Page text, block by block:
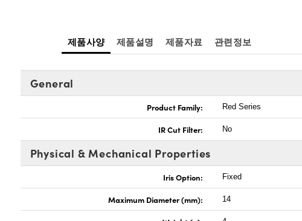
제품사양 제품설명 제품자료 관련정보
General
Product Family: Red Series
IR Cut Filter: No
Physical & Mechanical Properties
Iris Option: Fixed
Maximum Diameter (mm): 14